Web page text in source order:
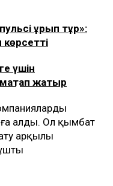
ұрып тұр»:
үшін
жатыр
алды. Ол қымбат
арқылы